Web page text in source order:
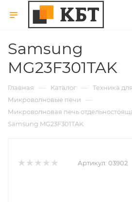
Samsung
MG23F301TAK
Главная — Каталог — Техника
Микроволновые печи —
Микроволновая печь
Samsung MG23F301TAK
Артикул: 03902